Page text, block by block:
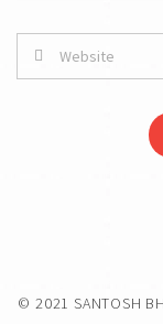
© 2021 SANTOSH